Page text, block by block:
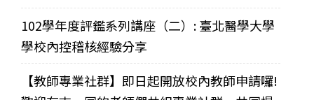
102學年度評鑑系列講座（二）: 臺北醫學大學
學校內控稽核經驗分享
【教師專業社群】即日起開放校內教師申請囉!